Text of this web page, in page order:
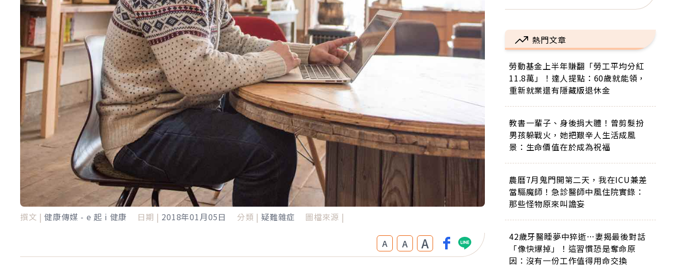
撰文 | 健康傳媒 - e 起 i 健康 日期 | 2018年01月05日 分類 | 疑難雜症 圖檔來源 |
A A A
熱門文章
勞動基金上半年賺翻「勞工平均分紅
11.8萬」！達人提點：60歲就能領，
重新就業還有隱藏版退休金
教書一輩子、身後捐大體！曾剪髮扮
男孩躲戰火，她把艱辛人生活成風
景：生命價值在於成為祝福
農曆7月鬼門開第二天，我在ICU兼差
當驅魔師！急診醫師中風住院實錄：
那些怪物原來叫譫妄
42歲牙醫睡夢中猝逝…妻揭最後對話
「像快爆掉」！這習慣恐是奪命原
因：沒有一份工作值得用命交換